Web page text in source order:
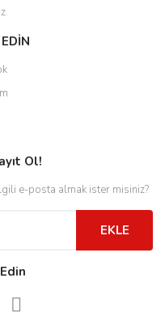
Ol!
e-posta almak ister misiniz?
EKLE